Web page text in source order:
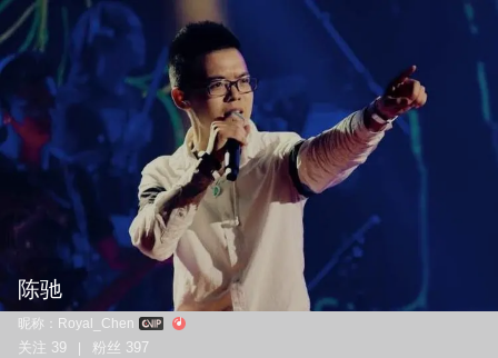
陈驰
昵称： Royal_Chen
关注 39 粉丝 397